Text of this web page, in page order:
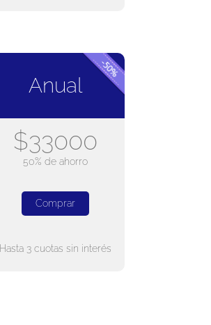
Anual
$33000
50% de ahorro
Comprar
Hasta 3 cuotas sin interés